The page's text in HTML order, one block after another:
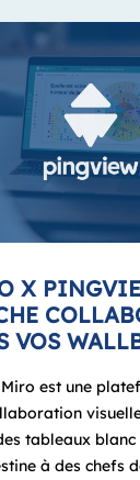
X
VOS
Miro est une
tableaux blanc
à des chefs